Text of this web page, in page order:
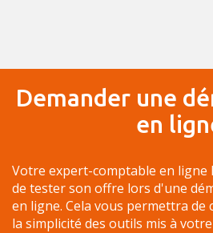
Demander une
en
Votre expert-comptable en ligne
de tester son offre lors d'une
en ligne. Cela vous permettra
la simplicité des outils mis à